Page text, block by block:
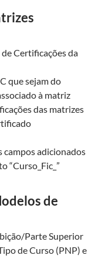
Certificações da
que sejam do
à matriz
das matrizes
campos adicionados
“Curso_Fic_”
de
Parte Superior
de Curso (PNP) e